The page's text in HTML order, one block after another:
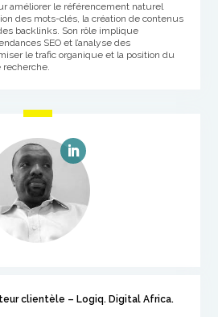
améliorer le référencement naturel
des mots-clés, la création de contenus
backlinks. Son rôle implique
SEO et l’analyse des
le trafic organique et la position du
clientèle – Logiq. Digital Africa.